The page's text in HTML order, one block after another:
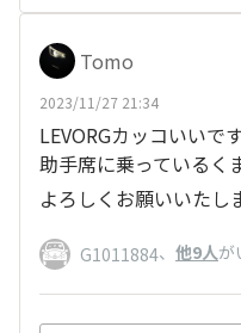
Tomo
2023/11/27 21:34
LEVORGカッコいいで
助手席に乗っているく
よろしくお願いいたし
G1011884、 他9人が